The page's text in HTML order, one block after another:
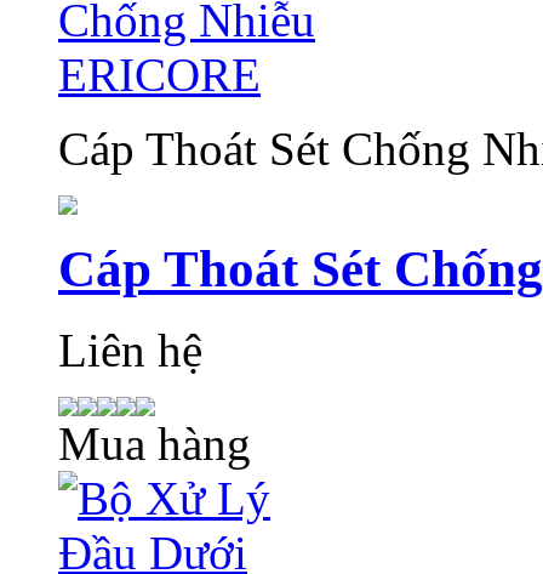
Cáp Thoát Sét Chống
Cáp Thoát Sét
Liên hệ
Mua hàng